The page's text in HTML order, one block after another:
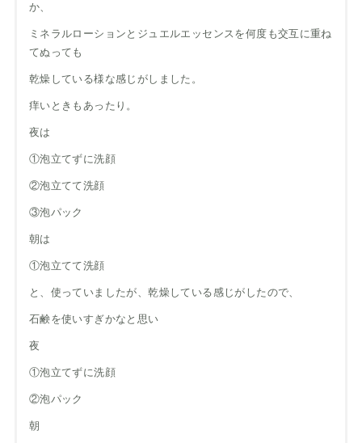
か、
ミネラルローションとジュエルエッセンスを何度も交互に重ね
てぬっても
乾燥している様な感じがしました。
痒いときもあったり。
夜は
①泡立てずに洗顔
②泡立てて洗顔
③泡パック
朝は
①泡立てて洗顔
と、使っていましたが、乾燥している感じがしたので、
石鹸を使いすぎかなと思い
夜
①泡立てずに洗顔
②泡パック
朝